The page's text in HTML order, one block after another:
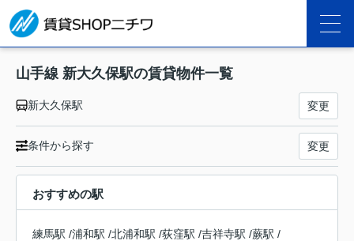
山手線 新大久保駅の賃貸物件一覧
新大久保駅 変更
条件から探す 変更
おすすめの駅
練馬駅 /浦和駅 /北浦和駅 /荻窪駅 /吉祥寺駅 /蕨駅 /